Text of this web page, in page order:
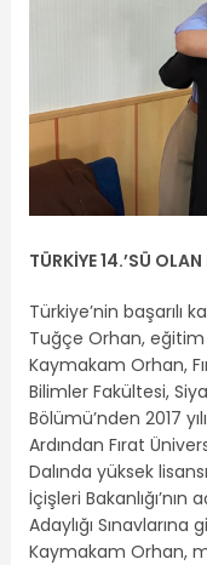
TÜRKİYE 14.’SÜ
Türkiye’nin başarılı
Tuğçe Orhan, eğitim
Kaymakam Orhan,
Bilimler Fakültesi,
Bölümü’nden 2017
Ardından Fırat
Dalında yüksek
İçişleri
Adaylığı
Kaymakam Orhan,